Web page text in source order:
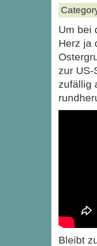
Um bei
Herz ja
zur US-
zufällig
Bleibt